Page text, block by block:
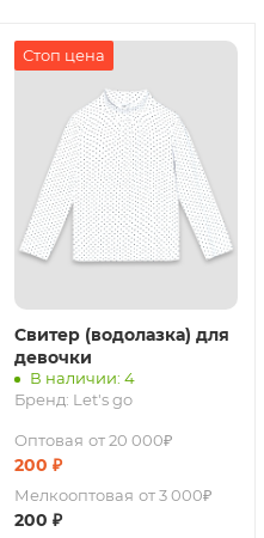
Стоп цена
Свитер (водолазка) для
девочки
В наличии: 4
Бренд: Let's go
Оптовая от 20 000₽
200 ₽
Мелкооптовая от 3 000₽
200 ₽